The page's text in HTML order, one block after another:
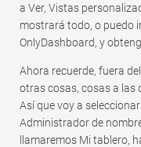
a Ver, Vistas
mostrará todo, o puedo
OnlyDashboard, y
Ahora recuerde, fuera
otras cosas, cosas a las
Así que voy a
Administrador de
llamaremos Mi tablero,